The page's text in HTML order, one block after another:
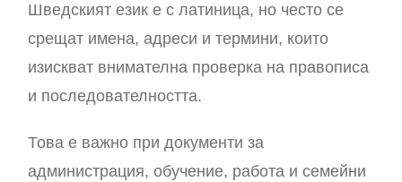
Шведският език е с латиница, но често се
срещат имена, адреси и термини, които
изискват внимателна проверка на правописа
и последователността.
Това е важно при документи за
администрация, обучение, работа и семейни